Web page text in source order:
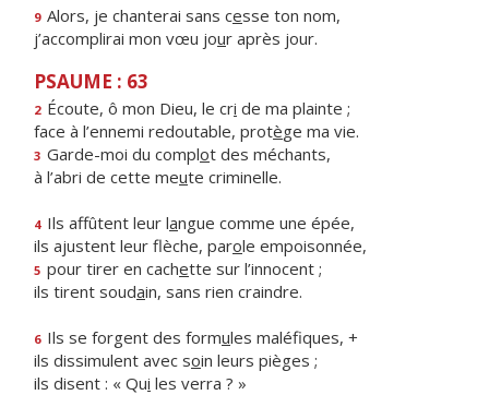
9 Alors, je chanterai sans cesse ton nom,
j’accomplirai mon vœu jour après jour.
PSAUME : 63
2 Écoute, ô mon Dieu, le cri de ma plainte ;
face à l’ennemi redoutable, protège ma vie.
3 Garde-moi du complot des méchants,
à l’abri de cette meute criminelle.
4 Ils affûtent leur langue comme une épée,
ils ajustent leur flèche, parole empoisonnée,
5 pour tirer en cachette sur l’innocent ;
ils tirent soudain, sans rien craindre.
6 Ils se forgent des formules maléfiques, +
ils dissimulent avec soin leurs pièges ;
ils disent : « Qui les verra ? »